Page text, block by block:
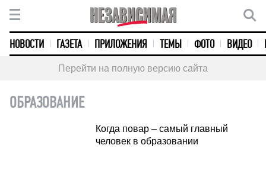
НОВОСТИ ГАЗЕТА ПРИЛОЖЕНИЯ ТЕМЫ ФОТО ВИДЕО
Перейти на полную версию сайта
ОБРАЗОВАНИЕ
Когда повар – самый главный
человек в образовании